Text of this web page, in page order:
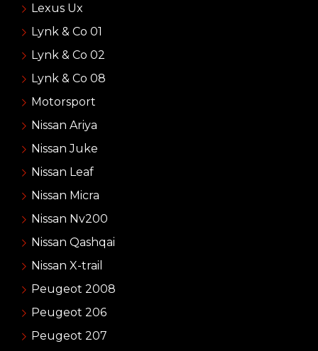
Lexus Ux
Lynk & Co 01
Lynk & Co 02
Lynk & Co 08
Motorsport
Nissan Ariya
Nissan Juke
Nissan Leaf
Nissan Micra
Nissan Nv200
Nissan Qashqai
Nissan X-trail
Peugeot 2008
Peugeot 206
Peugeot 207